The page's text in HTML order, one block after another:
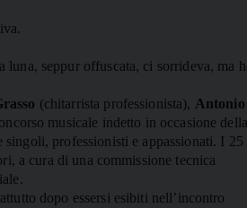
luna, seppur offuscata, ci sorrideva, ma
(chitarrista professionista), Antonio
musicale indetto in occasione
professionisti e appassionati. I 25
a cura di una commissione tecnica
dopo essersi esibiti nell’incontro